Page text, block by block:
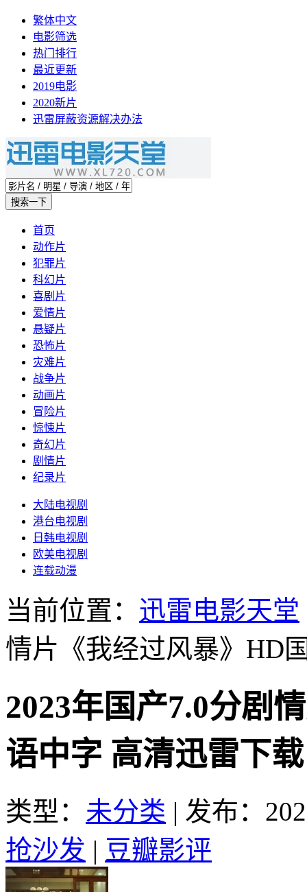
繁体中文
电影筛选
热门排行
最近更新
2019电影
2020新片
迅雷屏蔽资源解决办法
首页
动作片
犯罪片
科幻片
喜剧片
爱情片
悬疑片
恐怖片
灾难片
战争片
动画片
冒险片
惊悚片
奇幻片
剧情片
纪录片
大陆电视剧
港台电视剧
日韩电视剧
欧美电视剧
连载动漫
当前位置： 迅雷电影天堂
情片《我经过风暴》HD
2023年国产7.0分剧
语中字 高清迅雷下载
类型： 未分类 | 发布：
抢沙发 | 豆瓣影评